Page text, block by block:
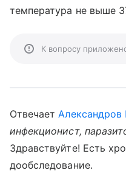
температура не выше
К вопросу
ОтвечаетАлександров
инфекционист,
Здравствуйте! Есть
дообследование.